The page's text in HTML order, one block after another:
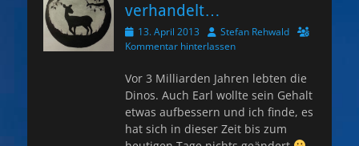
verhandelt…
Veröffentlicht
am
13. April 2013 AutorStefan Rehwald
Kommentar hinterlassen
Vor 3 Milliarden Jahren lebten die
Dinos. Auch Earl wollte sein Gehalt
etwas aufbessern und ich finde, es
hat sich in dieser Zeit bis zum